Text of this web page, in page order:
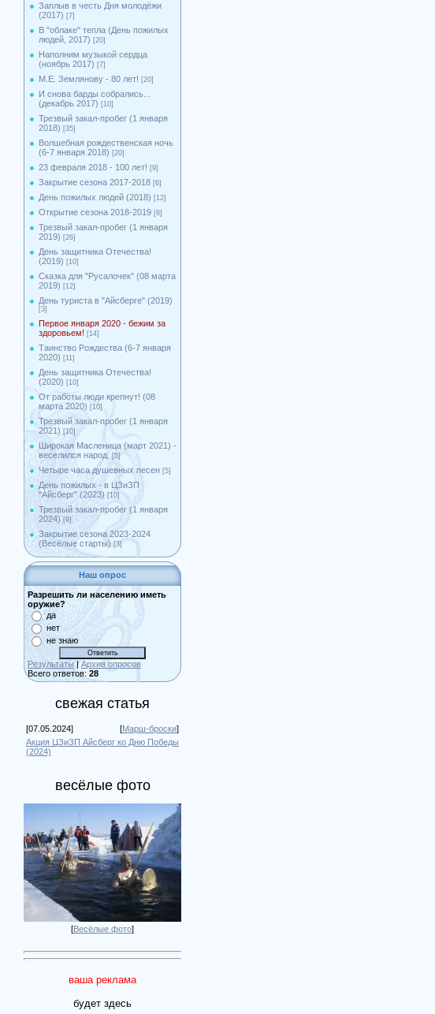
Заплыв в честь Дня молодёжи
(2017) [7]
В "облаке" тепла (День пожилых
людей, 2017) [20]
Наполним музыкой сердца
(ноябрь 2017) [7]
М.Е. Землянову - 80 лет! [20]
И снова барды собрались...
(декабрь 2017) [10]
Трезвый закал-пробег (1 января
2018) [35]
Волшебная рождественская ночь
(6-7 января 2018) [20]
23 февраля 2018 - 100 лет! [9]
Закрытие сезона 2017-2018 [6]
День пожилых людей (2018) [12]
Открытие сезона 2018-2019 [8]
Трезвый закал-пробег (1 января
2019) [26]
День защитника Отечества!
(2019) [10]
Сказка для "Русалочек" (08 марта
2019) [12]
День туриста в "Айсберге" (2019)
[3]
Первое января 2020 - бежим за
здоровьем! [14]
Таинство Рождества (6-7 января
2020) [11]
День защитника Отечества!
(2020) [10]
От работы люди крепнут! (08
марта 2020) [10]
Трезвый закал-пробег (1 января
2021) [10]
Широкая Масленица (март 2021) -
веселился народ.
[5]
Четыре часа душевных песен [5]
День пожилых - в ЦЗиЗП
"Айсберг" (2023) [10]
Трезвый закал-пробег (1 января
2024) [9]
Закрытие сезона 2023-2024
(Весёлые старты) [3]
Наш опрос
Разрешить ли населению иметь
оружие?
да
нет
не знаю
Результаты | Архив опросов
Всего ответов: 28
свежая статья
[07.05.2024] [Марш-броски]
Акция ЦЗиЗП Айсберг ко Дню Победы
(2024)
весёлые фото
[Весёлые фото]
ваша реклама
будет здесь